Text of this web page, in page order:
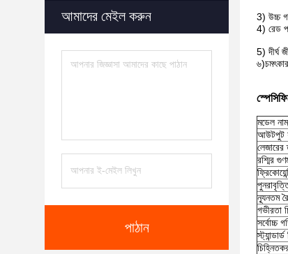
আমাদের মেইল করুন
পাঠান
3) উচ্চ
4) রেড
5) দীর্ঘ
৬)
মডেল
আউটপুট
লেজারের
রশ্মির
ন্যূনতম
গভীরতা
সর্বোচ্চ